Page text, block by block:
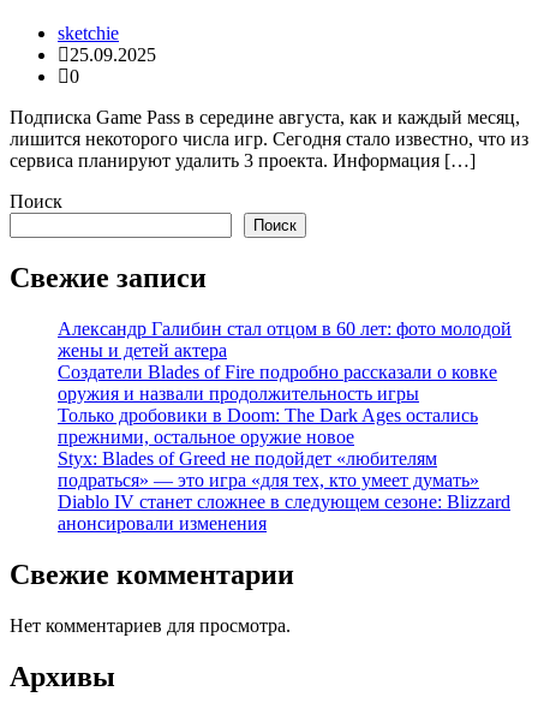
sketchie
25.09.2025
0
Подписка Game Pass в середине августа, как и каждый месяц,
лишится некоторого числа игр. Сегодня стало известно, что из
сервиса планируют удалить 3 проекта. Информация […]
Поиск
Поиск
Свежие записи
Александр Галибин стал отцом в 60 лет: фото молодой
жены и детей актера
Создатели Blades of Fire подробно рассказали о ковке
оружия и назвали продолжительность игры
Только дробовики в Doom: The Dark Ages остались
прежними, остальное оружие новое
Styx: Blades of Greed не подойдет «любителям
подраться» — это игра «для тех, кто умеет думать»
Diablo IV станет сложнее в следующем сезоне: Blizzard
анонсировали изменения
Свежие комментарии
Нет комментариев для просмотра.
Архивы